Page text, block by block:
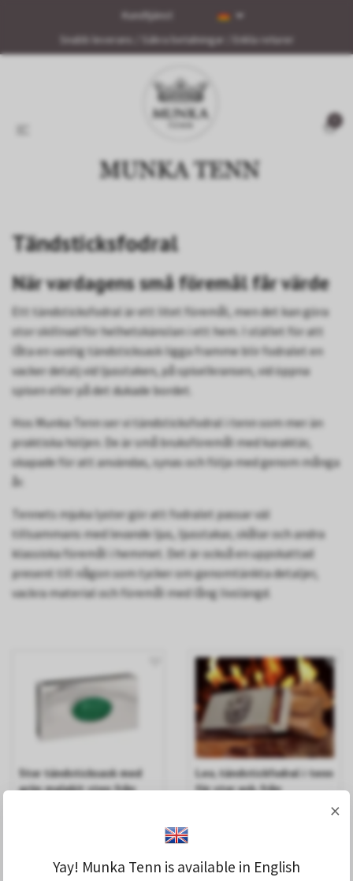
Kundtjänst
Snabb leverans / Säkra betalningar / Enkla returer
Tändsticksfodral
När vardagens små föremål får värde
Ett tändsticksfodral är ett litet föremål, men det kan göra
stor skillnad för helhetskänslan i ett hem. I stället för att
låta en vanlig tändsticksask ligga framme blir fodralet en
vacker detalj vid ljusstaken, på spiselkransen, vid öppna
spisen eller på det dukade bordet.
Hos Munka Tenn ser vi tändsticksfodral i tenn som mer än
praktiska höljen. De är små bruksföremål med karaktär,
skapade för att användas, synas och följa med genom många
år.
Tennets mjuka lyster gör att fodralet passar väl
tillsammans med levande ljus, ljusstakar, skålar och andra
klassiska föremål i hemmet. Det är också en uppskattad
present till någon som tycker om genomtänkta detaljer,
vackra material och föremål med lång livslängd.
Stor tändsticksask med
grön malakit sten från
Leo, tändstickfodral i tenn
för stor ask, från
×
Yay! Munka Tenn is available in English